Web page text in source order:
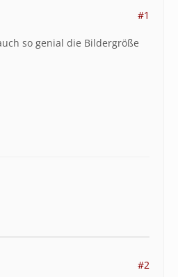
#1
so genial die Bildergröße
#2